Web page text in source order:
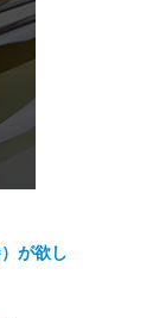
が欲し